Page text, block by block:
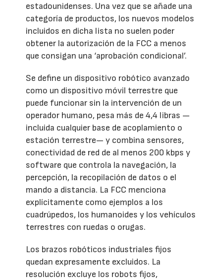
estadounidenses. Una vez que se añade una
categoría de productos, los nuevos modelos
incluidos en dicha lista no suelen poder
obtener la autorización de la FCC a menos
que consigan una ‘aprobación condicional’.
Se define un dispositivo robótico avanzado
como un dispositivo móvil terrestre que
puede funcionar sin la intervención de un
operador humano, pesa más de 4,4 libras —
incluida cualquier base de acoplamiento o
estación terrestre— y combina sensores,
conectividad de red de al menos 200 kbps y
software que controla la navegación, la
percepción, la recopilación de datos o el
mando a distancia. La FCC menciona
explícitamente como ejemplos a los
cuadrúpedos, los humanoides y los vehículos
terrestres con ruedas o orugas.
Los brazos robóticos industriales fijos
quedan expresamente excluidos. La
resolución excluye los robots fijos,